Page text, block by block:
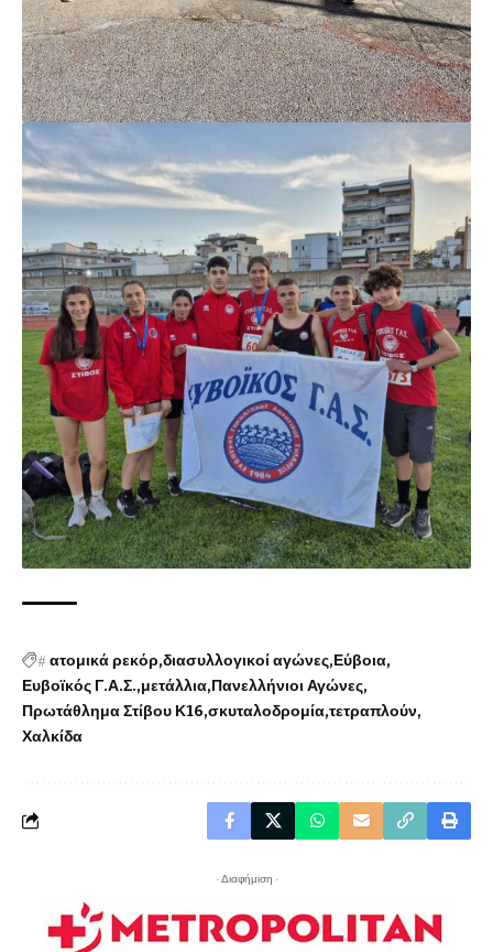
#ατομικά ρεκόρ διασυλλογικοί αγώνες Εύβοια
Ευβοϊκός Γ.Α.Σ. μετάλλια Πανελλήνιοι Αγώνες
Πρωτάθλημα Στίβου Κ16 σκυταλοδρομία τετραπλούν
Χαλκίδα
- Διαφήμιση -